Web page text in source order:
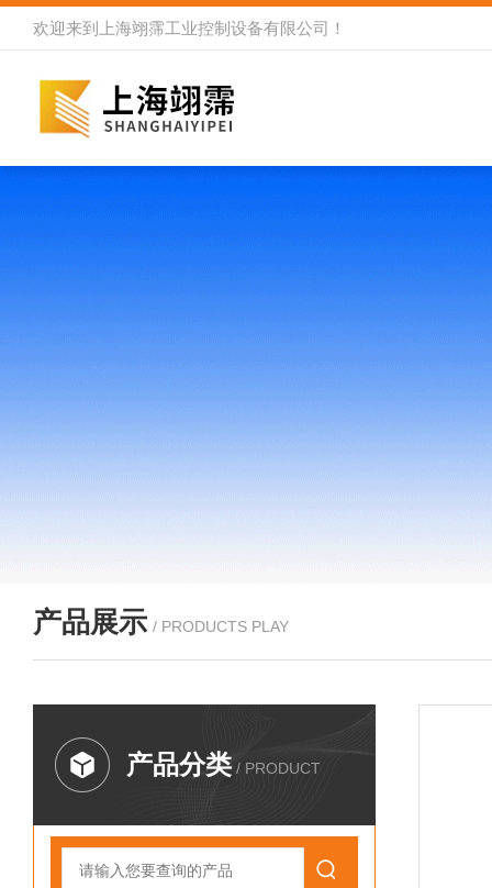
欢迎来到 上海翊霈工业控制设备有限公司 ！
产品展示 / PRODUCTS PLAY
产品分类 / PRODUCT